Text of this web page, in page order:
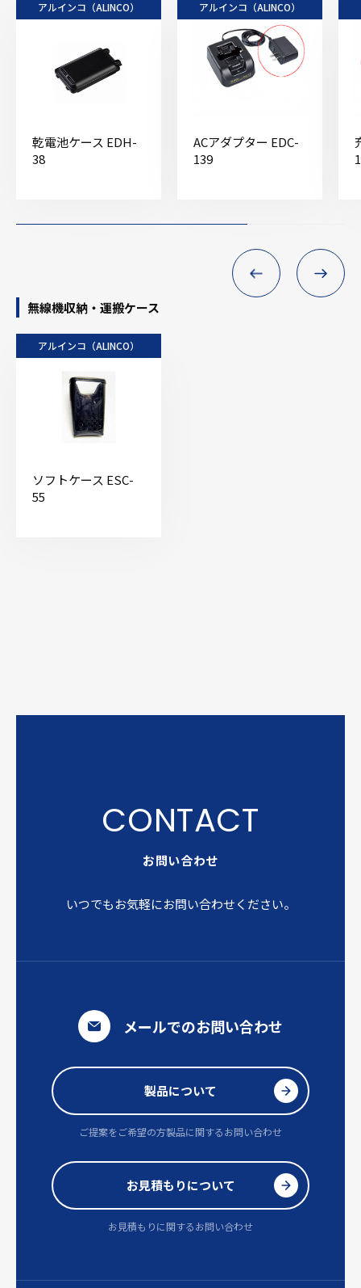
アルインコ（ALINCO）
乾電池ケース EDH-
38
アルインコ（ALINCO）
ACアダプター EDC-
139
無線機収納・運搬ケース
アルインコ（ALINCO）
ソフトケース ESC-
55
お問い合わせ
いつでもお気軽にお問い合わせください。
メールでのお問い合わせ
製品について
ご提案をご希望の方製品に関するお問い合わせ
お見積もりについて
お見積もりに関するお問い合わせ